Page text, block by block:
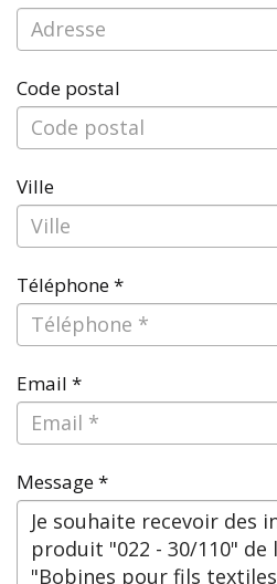
Code postal
Ville
Téléphone *
Email *
Message *